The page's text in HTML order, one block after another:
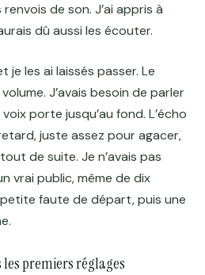
de son. J’ai appris à
dû aussi les écouter.
je les ai laissés passer. Le
J’avais besoin de parler
porte jusqu’au fond. L’écho
juste assez pour agacer,
de suite. Je n’avais pas
vrai public, même de dix
faute de départ, puis une
premiers réglages